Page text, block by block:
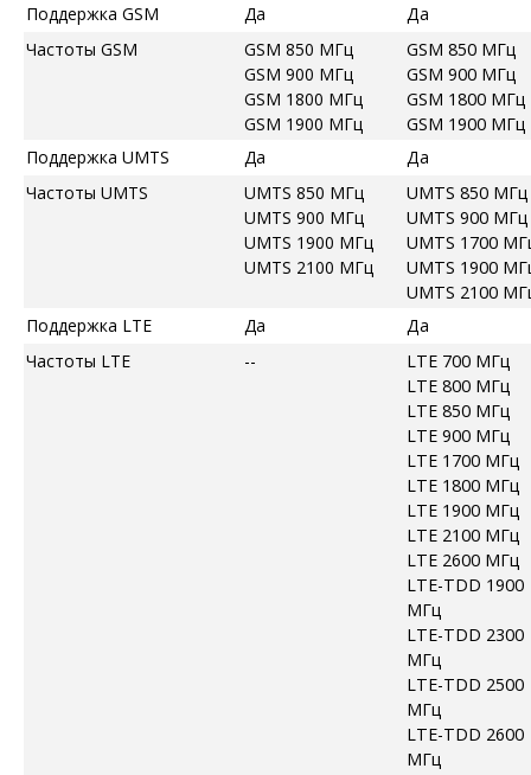
Поддержка GSM Да
Да
Частоты GSM
GSM 850 МГц
GSM 900 МГц
GSM 1800 МГц
GSM 1900 МГц
GSM 850 МГц
GSM 900 МГц
GSM 1800 МГц
GSM 1900 МГц
Поддержка UMTS
Да
Да
Частоты UMTS
UMTS 850 МГц
UMTS 900 МГц
UMTS 1900 МГц
UMTS 2100 МГц
UMTS 850 МГц
UMTS 900 МГц
UMTS 1700
UMTS 1900
UMTS 2100
Поддержка LTE
Да
Да
Частоты LTE
--
LTE 700 МГц
LTE 800 МГц
LTE 850 МГц
LTE 900 МГц
LTE 1700 МГц
LTE 1800 МГц
LTE 1900 МГц
LTE 2100 МГц
LTE 2600 МГц
LTE-TDD 1900
МГц
LTE-TDD 2300
МГц
LTE-TDD 2500
МГц
LTE-TDD 2600
МГц